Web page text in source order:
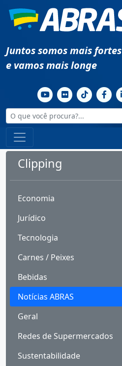
Juntos somos mais fortes
e vamos mais longe
Clipping
Economia
Jurídico
Tecnologia
Carnes / Peixes
Bebidas
Notícias ABRAS
Geral
Redes de Supermercados
Sustentabilidade